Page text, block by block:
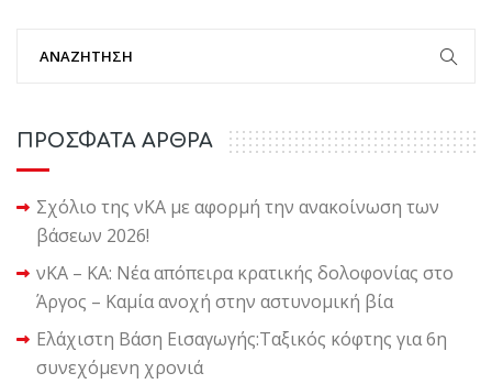
ΠΡΟΣΦΑΤΑ ΑΡΘΡΑ
Σχόλιο της νΚΑ με αφορμή την ανακοίνωση των
βάσεων 2026!
νΚΑ – ΚΑ: Νέα απόπειρα κρατικής δολοφονίας στο
Άργος – Καμία ανοχή στην αστυνομική βία
Ελάχιστη Βάση Εισαγωγής:Ταξικός κόφτης για 6η
συνεχόμενη χρονιά